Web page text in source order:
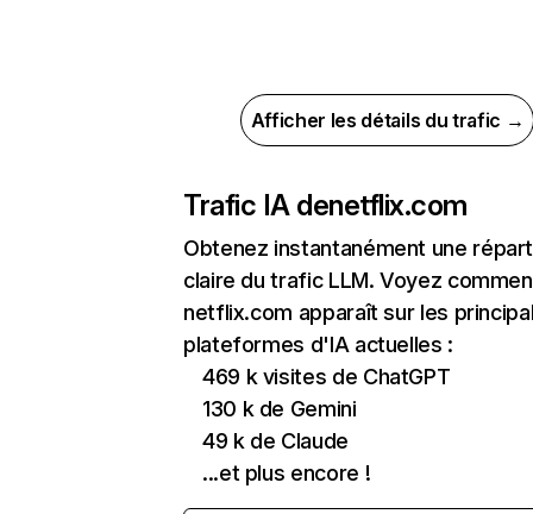
Afficher les détails du trafic →
Trafic IA denetflix.com
Obtenez instantanément une
claire du trafic LLM. Voyez
netflix.com apparaît sur les
plateformes d'IA actuelles :
469 k visites de ChatGPT
130 k de Gemini
49 k de Claude
...et plus encore !